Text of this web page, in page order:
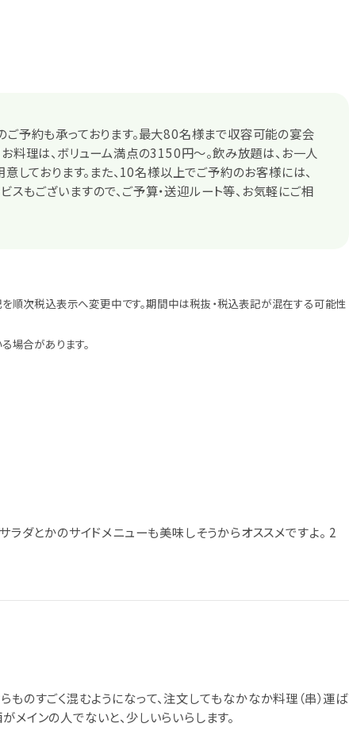
ご予約も承っております。最大80名様まで収容可能の宴会
お料理は、ボリューム満点の3150円～。飲み放題は、お一人
しております。また、10名様以上でご予約のお客様には、
スもございますので、ご予算・送迎ルート等、お気軽にご相
順次税込表示へ変更中です。期間中は税抜・税込表記が混在する可能性
場合があります。
ラダとかのサイドメニューも美味しそうからオススメですよ。 2
ものすごく混むようになって、注文してもなかなか料理（串）運ば
メインの人でないと、少しいらいらします。